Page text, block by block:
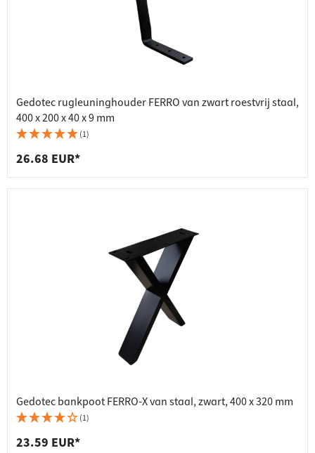
Gedotec rugleuninghouder FERRO van zwart roestvrij staal,
400 x 200 x 40 x 9 mm
(1)
26.68 EUR*
Gedotec bankpoot FERRO-X van staal, zwart, 400 x 320 mm
(1)
23.59 EUR*